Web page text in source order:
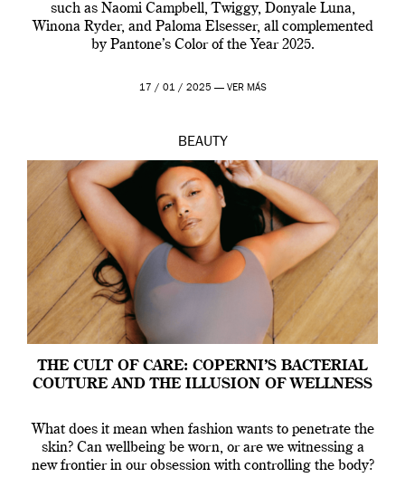
such as Naomi Campbell, Twiggy, Donyale Luna,
Winona Ryder, and Paloma Elsesser, all complemented
by Pantone’s Color of the Year 2025.
17 / 01 / 2025 — VER MÁS
BEAUTY
THE CULT OF CARE: COPERNI’S BACTERIAL
COUTURE AND THE ILLUSION OF WELLNESS
What does it mean when fashion wants to penetrate the
skin? Can wellbeing be worn, or are we witnessing a
new frontier in our obsession with controlling the body?